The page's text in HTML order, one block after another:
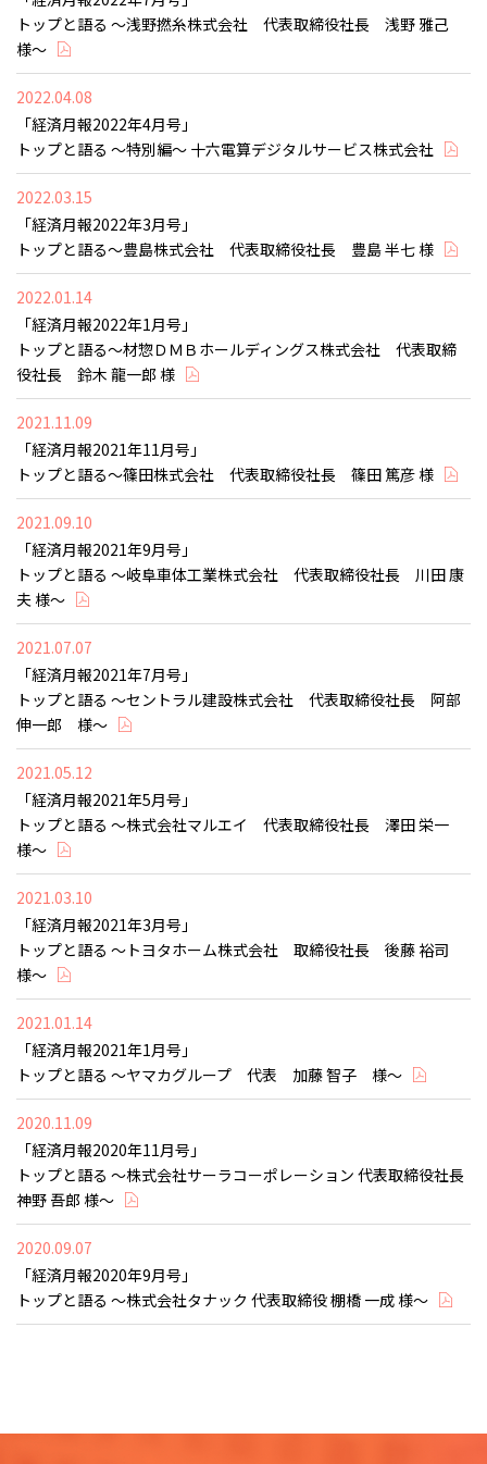
トップと語る ～浅野撚糸株式会社 代表取締役社長 浅野 雅己
様～
2022.04.08
「経済月報2022年4月号」
トップと語る ～特別編～ 十六電算デジタルサービス株式会社
2022.03.15
「経済月報2022年3月号」
トップと語る～豊島株式会社 代表取締役社長 豊島 半七 様
2022.01.14
「経済月報2022年1月号」
トップと語る～材惣ＤＭＢホールディングス株式会社 代表取締
役社長 鈴木 龍一郎 様
2021.11.09
「経済月報2021年11月号」
トップと語る～篠田株式会社 代表取締役社長 篠田 篤彦 様
2021.09.10
「経済月報2021年9月号」
トップと語る ～岐阜車体工業株式会社 代表取締役社長 川田 康
夫 様～
2021.07.07
「経済月報2021年7月号」
トップと語る ～セントラル建設株式会社 代表取締役社長 阿部
伸一郎 様～
2021.05.12
「経済月報2021年5月号」
トップと語る ～株式会社マルエイ 代表取締役社長 澤田 栄一
様～
2021.03.10
「経済月報2021年3月号」
トップと語る ～トヨタホーム株式会社 取締役社長 後藤 裕司
様～
2021.01.14
「経済月報2021年1月号」
トップと語る ～ヤマカグループ 代表 加藤 智子 様～
2020.11.09
「経済月報2020年11月号」
トップと語る ～株式会社サーラコーポレーション 代表取締役社長
神野 吾郎 様～
2020.09.07
「経済月報2020年9月号」
トップと語る ～株式会社タナック 代表取締役 棚橋 一成 様～